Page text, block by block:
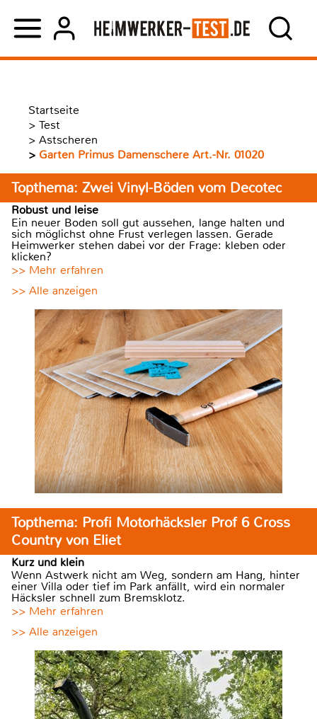
Startseite
> Test
> Astscheren
> Garten Primus Damenschere Art.-Nr. 01020
Topthema: Zwei Vinyl-Böden vom Decotec
Robust und leise
Ein neuer Boden soll gut aussehen, lange halten und
sich möglichst ohne Frust verlegen lassen. Gerade
Heimwerker stehen dabei vor der Frage: kleben oder
klicken?
>> Mehr erfahren
>> Alle anzeigen
Topthema: Profi Motorhäcksler Prof 6 Cross
Country von Eliet
Kurz und klein
Wenn Astwerk nicht am Weg, sondern am Hang, hinter
einer Villa oder tief im Park anfällt, wird ein normaler
Häcksler schnell zum Bremsklotz.
>> Mehr erfahren
>> Alle anzeigen